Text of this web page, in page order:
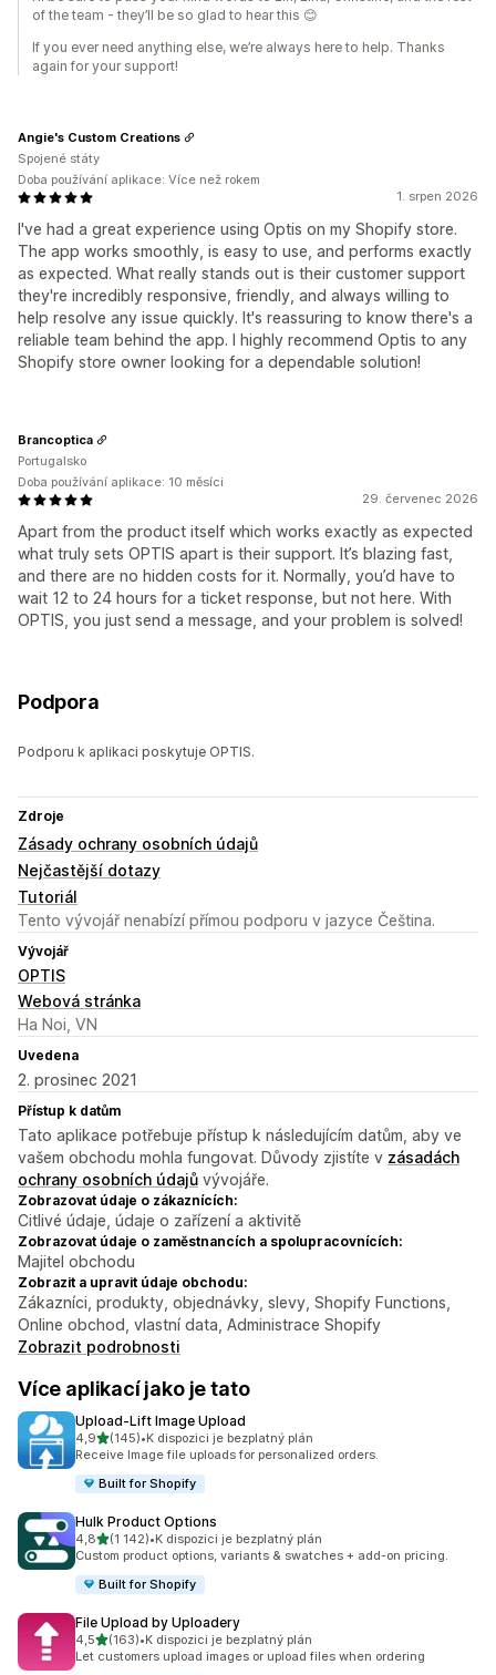
of the team - they’ll be so glad to hear this 😊
If you ever need anything else, we’re always here to help. Thanks
again for your support!
1. srpen 2026
I've had a great experience using Optis on my Shopify store.
The app works smoothly, is easy to use, and performs exactly
as expected. What really stands out is their customer support
they're incredibly responsive, friendly, and always willing to
help resolve any issue quickly. It's reassuring to know there's a
reliable team behind the app. I highly recommend Optis to any
Shopify store owner looking for a dependable solution!
Angie's Custom Creations
Spojené státy
Doba používání aplikace: Více než rokem
29. červenec 2026
Apart from the product itself which works exactly as expected
what truly sets OPTIS apart is their support. It’s blazing fast,
and there are no hidden costs for it. Normally, you’d have to
wait 12 to 24 hours for a ticket response, but not here. With
OPTIS, you just send a message, and your problem is solved!
Brancoptica
Portugalsko
Doba používání aplikace: 10 měsíci
Podpora
Podporu k aplikaci poskytuje OPTIS.
Zdroje
Zásady ochrany osobních údajů
Nejčastější dotazy
Tutoriál
Tento vývojář nenabízí přímou podporu v jazyce Čeština.
Vývojář
OPTIS
Webová stránka
Ha Noi, VN
Uvedena
2. prosinec 2021
Přístup k datům
Tato aplikace potřebuje přístup k následujícím datům, aby ve
vašem obchodu mohla fungovat. Důvody zjistíte v zásadách
ochrany osobních údajů vývojáře.
Zobrazovat údaje o zákaznících:
Citlivé údaje, údaje o zařízení a aktivitě
Zobrazovat údaje o zaměstnancích a spolupracovnících:
Majitel obchodu
Zobrazit a upravit údaje obchodu:
Zákazníci, produkty, objednávky, slevy, Shopify Functions,
Online obchod, vlastní data, Administrace Shopify
Zobrazit podrobnosti
Více aplikací jako je tato
Upload‑Lift Image Upload
4,9z 5 hvězd
(145)
Celkový počet recenzí: 145
•K dispozici je bezplatný plán
Receive Image file uploads for personalized orders.
Built for Shopify
Hulk Product Options
4,8z 5 hvězd
(1 142)
Celkový počet recenzí: 1142
•K dispozici je bezplatný plán
Custom product options, variants & swatches + add-on pricing.
Built for Shopify
File Upload by Uploadery
4,5z 5 hvězd
(163)
Celkový počet recenzí: 163
•K dispozici je bezplatný plán
Let customers upload images or upload files when ordering